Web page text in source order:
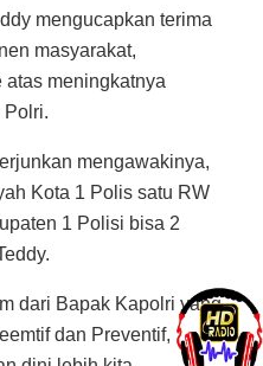
mengucapkan terima
masyarakat,
atas meningkatnya
Polri.
mengawakinya,
Kota 1 Polis satu RW
1 Polisi bisa 2
dari Bapak Kapolri yang
dan Preventif,